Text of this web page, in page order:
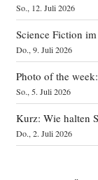
So., 12. Juli 2026
Science Fiction
Do., 9. Juli 2026
Photo of the
So., 5. Juli 2026
Kurz: Wie halten
Do., 2. Juli 2026